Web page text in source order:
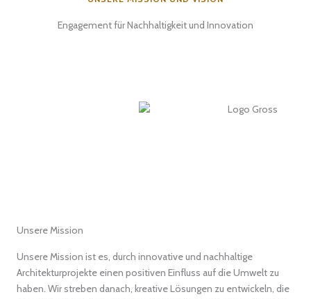
Engagement für Nachhaltigkeit und Innovation
Unsere Mission
Unsere Mission ist es, durch innovative und nachhaltige
Architekturprojekte einen positiven Einfluss auf die Umwelt zu
haben. Wir streben danach, kreative Lösungen zu entwickeln, die